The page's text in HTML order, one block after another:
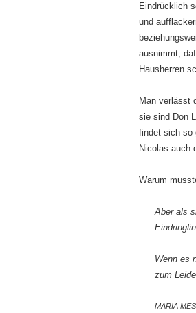
Eindrücklich
und
ausnimmt,
Hausherren
Man verlässt
sie sind Don
findet sich so
Nicolas auch
Warum
Aber als
Wenn es
zum
MARIA